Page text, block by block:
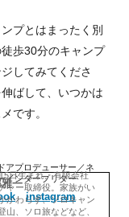
プとはまったく別
歩30分のキャンプ
してみてくださ
ばして、いつかは
です。
アプロデューサー／ネ
インタープリター
一
instagram
5日生まれ。有限会社
ャー取締役。家族がい
かわらず、ソロキャン
山、ソロ旅などなど、